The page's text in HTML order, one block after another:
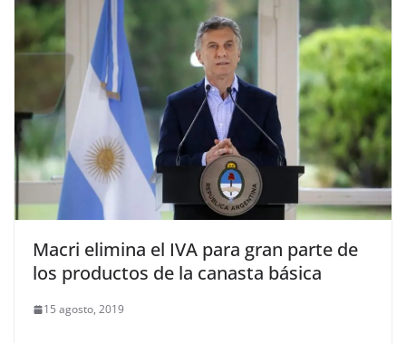
Macri elimina el IVA para gran parte de
los productos de la canasta básica
15 agosto, 2019